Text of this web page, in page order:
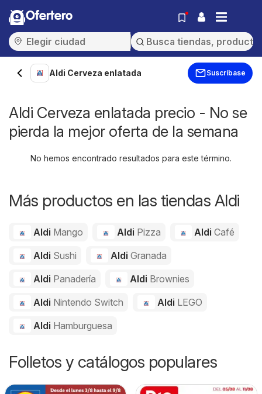
Ofertero
Aldi Cerveza enlatada Suscríbase
Aldi Cerveza enlatada precio - No se
pierda la mejor oferta de la semana
No hemos encontrado resultados para este término.
Más productos en las tiendas Aldi
Aldi Mango Aldi Pizza AldiCafé
Aldi Sushi Aldi Granada
Aldi Panadería Aldi Brownies
Aldi Nintendo Switch Aldi LEGO
Aldi Hamburguesa
Folletos y catálogos populares